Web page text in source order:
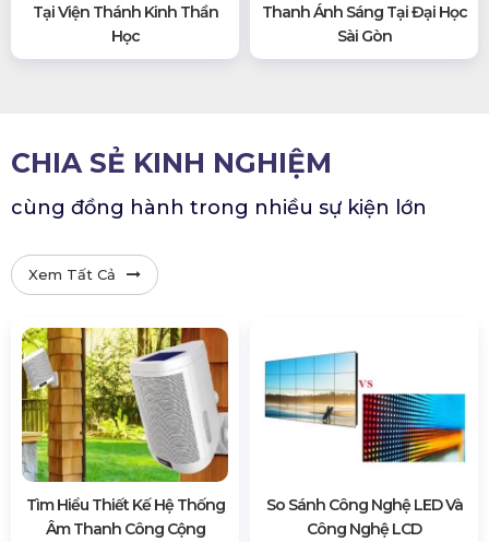
Tại Viện Thánh Kinh Thần
Học
Thanh Ánh Sáng Tại Đại Học
Sài Gòn
CHIA SẺ KINH NGHIỆM
cùng đồng hành trong nhiều sự kiện lớn
Xem Tất Cả
Tìm Hiểu Thiết Kế Hệ Thống
Âm Thanh Công Cộng
So Sánh Công Nghệ LED Và
Công Nghệ LCD